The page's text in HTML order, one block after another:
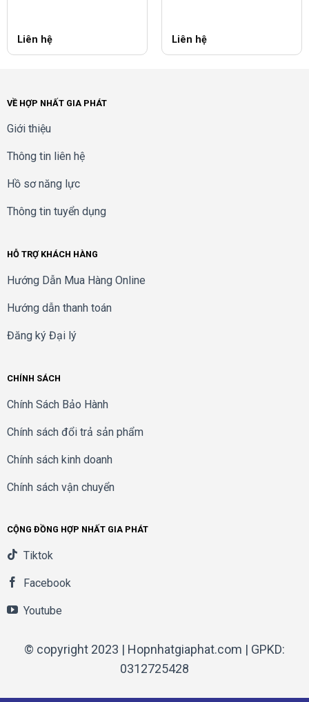
Liên hệ Liên hệ
VỀ HỢP NHẤT GIA PHÁT
Giới thiệu
Thông tin liên hệ
Hồ sơ năng lực
Thông tin tuyển dụng
HỖ TRỢ KHÁCH HÀNG
Hướng Dẫn Mua Hàng Online
Hướng dẫn thanh toán
Đăng ký Đại lý
CHÍNH SÁCH
Chính Sách Bảo Hành
Chính sách đổi trả sản phẩm
Chính sách kinh doanh
Chính sách vận chuyển
CỘNG ĐỒNG HỢP NHẤT GIA PHÁT
Tiktok
Facebook
Youtube
© copyright 2023 | Hopnhatgiaphat.com | GPKD:
0312725428